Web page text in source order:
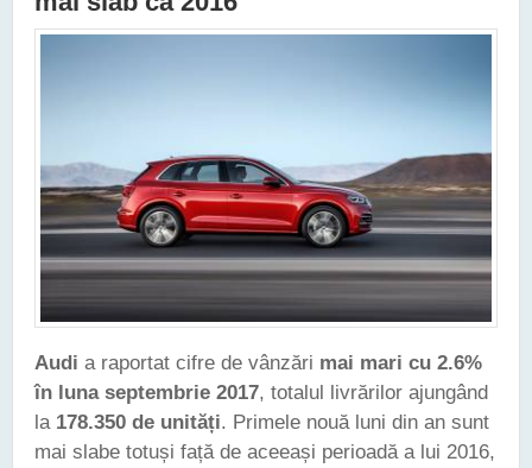
Audi a raportat cifre de vânzări mai mari cu 2.6%
în luna septembrie 2017, totalul livrărilor ajungând
la 178.350 de unități. Primele nouă luni din an sunt
mai slabe totuși față de aceeași perioadă a lui 2016,